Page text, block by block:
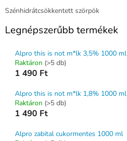
Szénhidrátcsökkentett szörpök
Legnépszerűbb termékek
Alpro this is not m*lk 3,5% 1000 ml
Raktáron (>5 db)
1 490 Ft
Alpro this is not m*lk 1,8% 1000 ml
Raktáron (>5 db)
1 490 Ft
Alpro zabital cukormentes 1000 ml